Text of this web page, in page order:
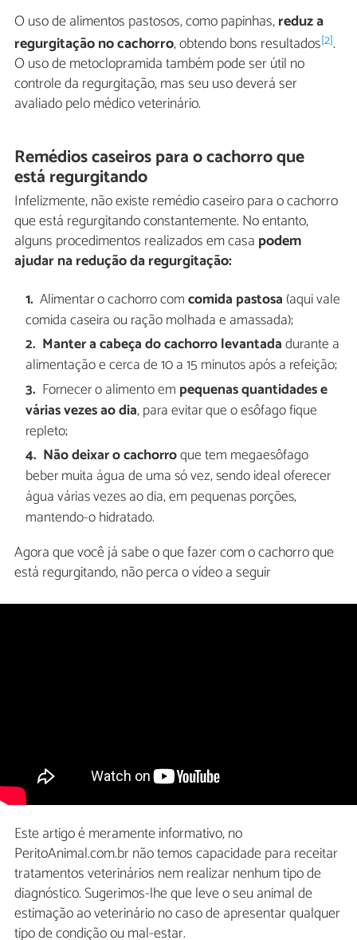
O uso de alimentos pastosos, como papinhas,reduz a
regurgitação no cachorro, obtendo bons resultados[2].
O uso de metoclopramida também pode ser útil no
controle da regurgitação, mas seu uso deverá ser
avaliado pelo médico veterinário.
Remédios caseiros para o cachorro que
está regurgitando
Infelizmente, não existe remédio caseiro para o cachorro
que está regurgitando constantemente. No entanto,
alguns procedimentos realizados em casa podem
ajudar na redução da regurgitação:
Alimentar o cachorro comcomida pastosa (aqui vale
comida caseira ou ração molhada e amassada);
Manter a cabeça do cachorro levantadadurante a
alimentação e cerca de 10 a 15 minutos após a refeição;
Fornecer o alimento em pequenas quantidades e
várias vezes ao dia, para evitar que o esôfago fique
repleto;
Não deixar o cachorroque tem megaesôfago
beber muita água de uma só vez, sendo ideal oferecer
água várias vezes ao dia, em pequenas porções,
mantendo-o hidratado.
Agora que você já sabe o que fazer com o cachorro que
está regurgitando, não perca o vídeo a seguir
Este artigo é meramente informativo, no
PeritoAnimal.com.br não temos capacidade para receitar
tratamentos veterinários nem realizar nenhum tipo de
diagnóstico. Sugerimos-lhe que leve o seu animal de
estimação ao veterinário no caso de apresentar qualquer
tipo de condição ou mal-estar.